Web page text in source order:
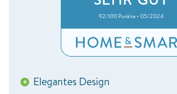
92/100 Punkte • 05/2024
+ Elegantes Design